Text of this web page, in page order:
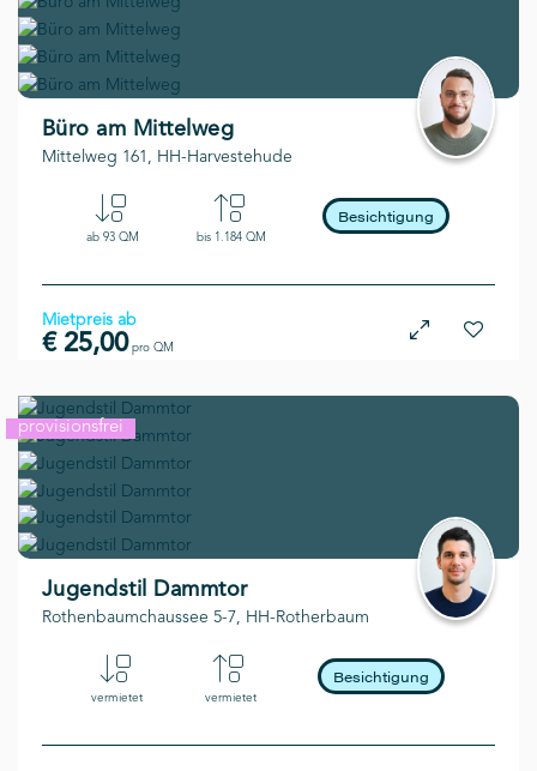
kurzfristig
Büro am Mittelweg
Mittelweg 161, HH-Harvestehude
ab 93 QM bis 1.184 QM
Besichtigung
Mietpreis ab
€ 25,00 pro QM
provisionsfrei
flexibel
Jugendstil Dammtor
Rothenbaumchaussee 5-7, HH-Rotherbaum
vermietet vermietet
Besichtigung